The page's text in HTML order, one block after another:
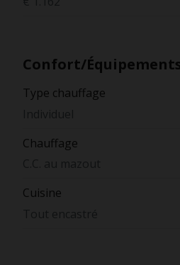
Confort/
Type chauffage
Chauffage
Cuisine